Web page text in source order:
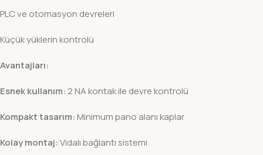
PLC ve otomasyon devreleri
Küçük yüklerin kontrolü
Avantajları:
Esnek kullanım: 2 NA kontak ile devre kontrolü
Kompakt tasarım: Minimum pano alanı kaplar
Kolay montaj:Vidalı bağlantı sistemi